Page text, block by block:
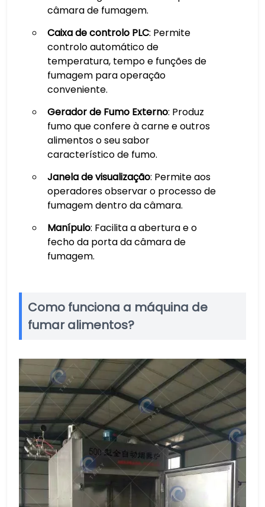
câmara de fumagem.
Caixa de controlo PLC: Permite
controlo automático de
temperatura, tempo e funções de
fumagem para operação
conveniente.
Gerador de Fumo Externo: Produz
fumo que confere à carne e outros
alimentos o seu sabor
característico de fumo.
Janela de visualização: Permite aos
operadores observar o processo de
fumagem dentro da câmara.
Manípulo: Facilita a abertura e o
fecho da porta da câmara de
fumagem.
Como funciona a máquina de
fumar alimentos?